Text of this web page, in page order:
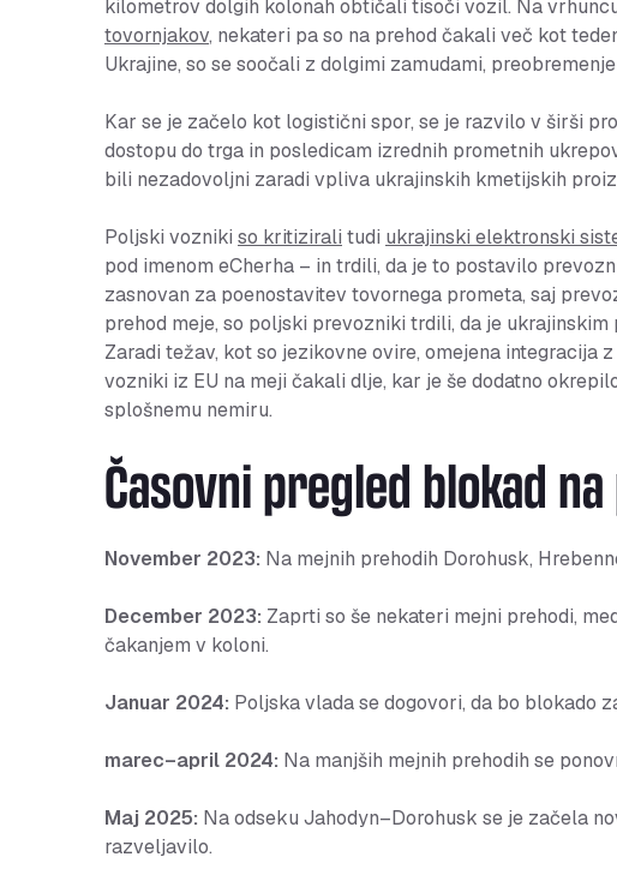
kilometrov dolgih kolonah obtičali tisoči vozil. Na
tovornjakov, nekateri pa so na prehod čakali več kot
Ukrajine, so se soočali z dolgimi zamudami,
Kar se je začelo kot logistični spor, se je razvilo v širši
dostopu do trga in posledicam izrednih prometnih
bili nezadovoljni zaradi vpliva ukrajinskih kmetijskih
Poljski vozniki so kritizirali tudi ukrajinski elektronski
pod imenom eCherha – in trdili, da je to postavilo
zasnovan za poenostavitev tovornega prometa, saj
prehod meje, so poljski prevozniki trdili, da je
Zaradi težav, kot so jezikovne ovire, omejena integracija
vozniki iz EU na meji čakali dlje, kar je še dodatno
splošnemu nemiru.
Časovni pregled blokad
November 2023: Na mejnih prehodih Dorohusk,
December 2023: Zaprti so še nekateri mejni prehodi,
čakanjem v koloni.
Januar 2024: Poljska vlada se dogovori, da bo blokado
marec–april 2024: Na manjših mejnih prehodih se
Maj 2025: Na odseku Jahodyn–Dorohusk se je začela
razveljavilo.